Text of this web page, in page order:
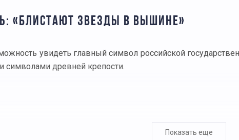
«БЛИСТАЮТ ЗВЁЗДЫ В ВЫШИНЕ»
увидеть главный символ российской
символами древней крепости.
вид на Спасскую башню с курантами; гид кратко
Показать еще